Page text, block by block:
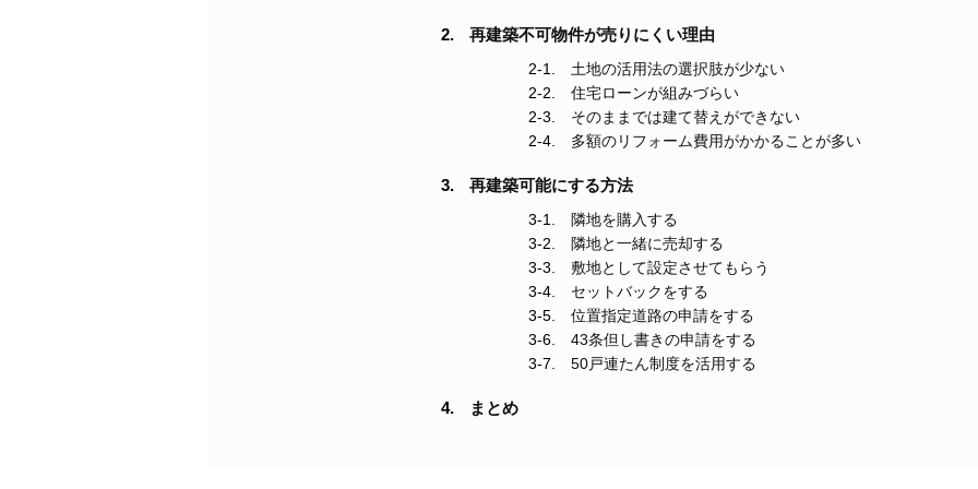
再建築不可物件が売りにくい理由
土地の活用法の選択肢が少ない
住宅ローンが組みづらい
そのままでは建て替えができない
多額のリフォーム費用がかかることが多い
再建築可能にする方法
隣地を購入する
隣地と一緒に売却する
敷地として設定させてもらう
セットバックをする
位置指定道路の申請をする
43条但し書きの申請をする
50戸連たん制度を活用する
まとめ